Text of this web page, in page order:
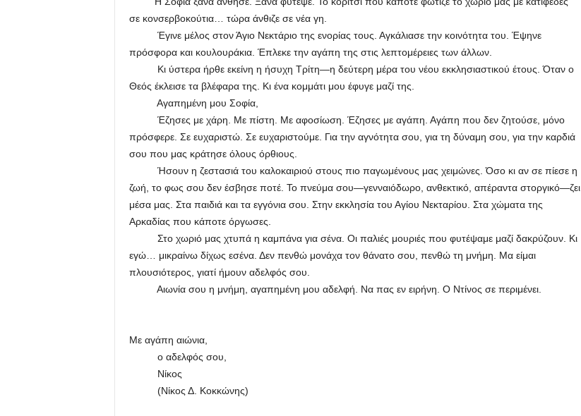
σε κονσερβοκούτια… τώρα άνθιζε σε νέα γη.
Έγινε μέλος στον Άγιο Νεκτάριο της ενορίας τους. Αγκάλιασε την κοινότητα του. Έψηνε
πρόσφορα και κουλουράκια. Έπλεκε την αγάπη της στις λεπτομέρειες των άλλων.
Κι ύστερα ήρθε εκείνη η ήσυχη Τρίτη—η δεύτερη μέρα του νέου εκκλησιαστικού έτους. Όταν ο
Θεός έκλεισε τα βλέφαρα της. Κι ένα κομμάτι μου έφυγε μαζί της.
Αγαπημένη μου Σοφία,
Έζησες με χάρη. Με πίστη. Με αφοσίωση. Έζησες με αγάπη. Αγάπη που δεν ζητούσε, μόνο
πρόσφερε. Σε ευχαριστώ. Σε ευχαριστούμε. Για την αγνότητα σου, για τη δύναμη σου, για την καρδιά
σου που μας κράτησε όλους όρθιους.
Ήσουν η ζεστασιά του καλοκαιριού στους πιο παγωμένους μας χειμώνες. Όσο κι αν σε πίεσε η
ζωή, το φως σου δεν έσβησε ποτέ. Το πνεύμα σου—γενναιόδωρο, ανθεκτικό, απέραντα στοργικό—ζει
μέσα μας. Στα παιδιά και τα εγγόνια σου. Στην εκκλησία του Αγίου Νεκταρίου. Στα χώματα της
Αρκαδίας που κάποτε όργωσες.
Στο χωριό μας χτυπά η καμπάνα για σένα. Οι παλιές μουριές που φυτέψαμε μαζί δακρύζουν. Κι
εγώ… μικραίνω δίχως εσένα. Δεν πενθώ μονάχα τον θάνατο σου, πενθώ τη μνήμη. Μα είμαι
πλουσιότερος, γιατί ήμουν αδελφός σου.
Αιωνία σου η μνήμη, αγαπημένη μου αδελφή. Να πας εν ειρήνη. Ο Ντίνος σε περιμένει.
Με αγάπη αιώνια,
ο αδελφός σου,
Νίκος
(Νίκος Δ. Κοκκώνης)